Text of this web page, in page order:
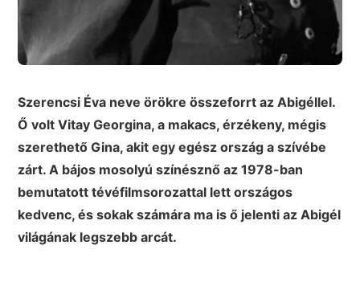
Szerencsi Éva neve örökre összeforrt az Abigéllel.
Ő volt Vitay Georgina, a makacs, érzékeny, mégis
szerethető Gina, akit egy egész ország a szívébe
zárt. A bájos mosolyú színésznő az 1978-ban
bemutatott tévéfilmsorozattal lett országos
kedvenc, és sokak számára ma is ő jelenti az Abigél
világának legszebb arcát.